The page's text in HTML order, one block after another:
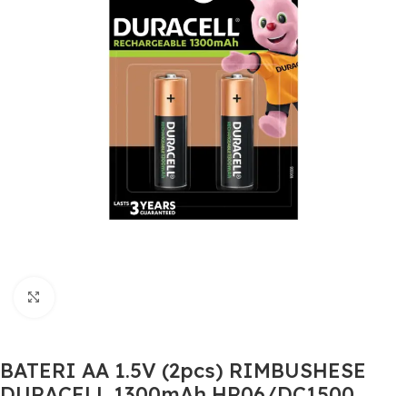
BATERI AA 1.5V (2pcs) RIMBUSHESE